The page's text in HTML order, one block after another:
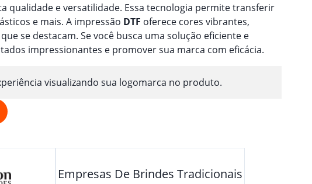
qualidade e versatilidade. Essa tecnologia permite transferir
e mais. A impressão DTF oferece cores vibrantes,
que se destacam. Se você busca uma solução eficiente e
impressionantes e promover sua marca com eficácia.
visualizando sua logomarca no produto.
Empresas De Brindes Tradicionais